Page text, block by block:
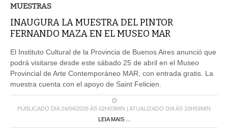
INAUGURA LA MUESTRA DEL PINTOR
FERNANDO MAZA EN EL MUSEO MAR
podrá visitarse desde este sábado 25 de abril en el Museo
Provincial de Arte Contemporáneo MAR, con entrada gratis. La
muestra cuenta con el apoyo de Saint Felicien.
PUBLICADO DIA 24/04/2026 ÀS 02H03MIN | ATUALIZADO DIA ÀS 10H59MIN
LEIA MAIS ...